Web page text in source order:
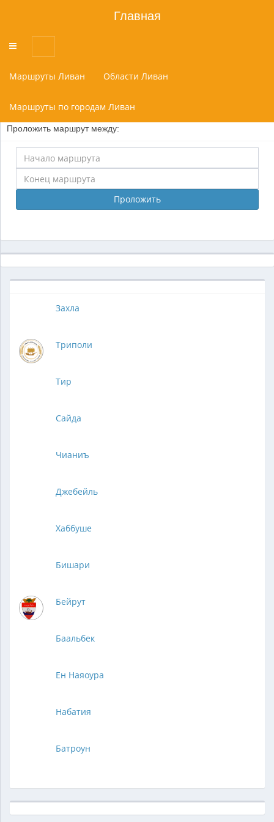
Главная
Переключатель
меню
Маршруты Ливан Области Ливан
Маршруты по городам Ливан
Проложить маршрут между:
Проложить
Захла
Триполи
Тир
Сайда
Чианиъ
Джебейль
Хаббуше
Бишари
Бейрут
Баальбек
Ен Наяоура
Набатия
Батроун